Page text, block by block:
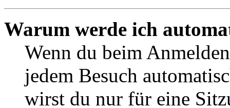
Warum werde ich
Wenn du beim
jedem Besuch
wirst du nur für eine